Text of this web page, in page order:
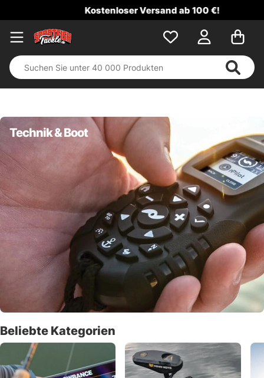
Kostenloser Versand ab 100 €!
Technik & Boot
Beliebte Kategorien